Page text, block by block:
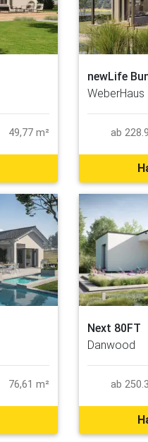
49,77 m²
newLife
WeberHaus
ab
76,61 m²
Next 80FT
Danwood
ab